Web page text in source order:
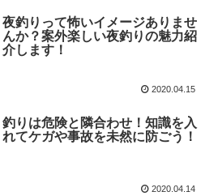
夜釣りって怖いイメージありませ
んか？案外楽しい夜釣りの魅力紹
介します！
2020.04.15
釣りは危険と隣合わせ！知識を入
れてケガや事故を未然に防ごう！
2020.04.14